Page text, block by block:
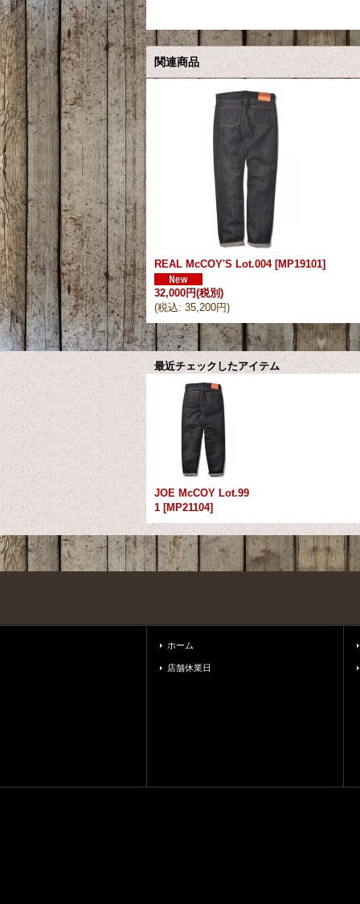
関連商品
REAL McCOY'S Lot.004 [MP19101]
32,000円(税別)
(税込: 35,200円)
最近チェックしたアイテム
JOE McCOY Lot.99
1 [MP21104]
ホーム
店舗休業日